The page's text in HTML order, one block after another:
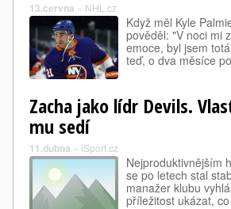
13.června » NHL.cz
Když měl Kyle
pověděl: "V noci mi
emoce, byl jsem
teď, o dva měsíce
Zacha jako lídr Devils.
mu sedí
11.dubna » iSport.cz
Nejproduktivnějším
se po letech stal
manažer klubu
příležitost ukázat,